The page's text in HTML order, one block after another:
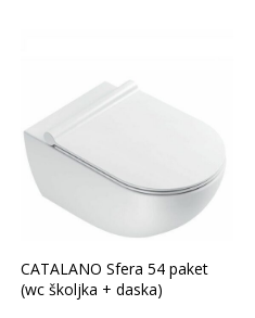
CATALANO Sfera 54 paket
(wc školjka + daska)